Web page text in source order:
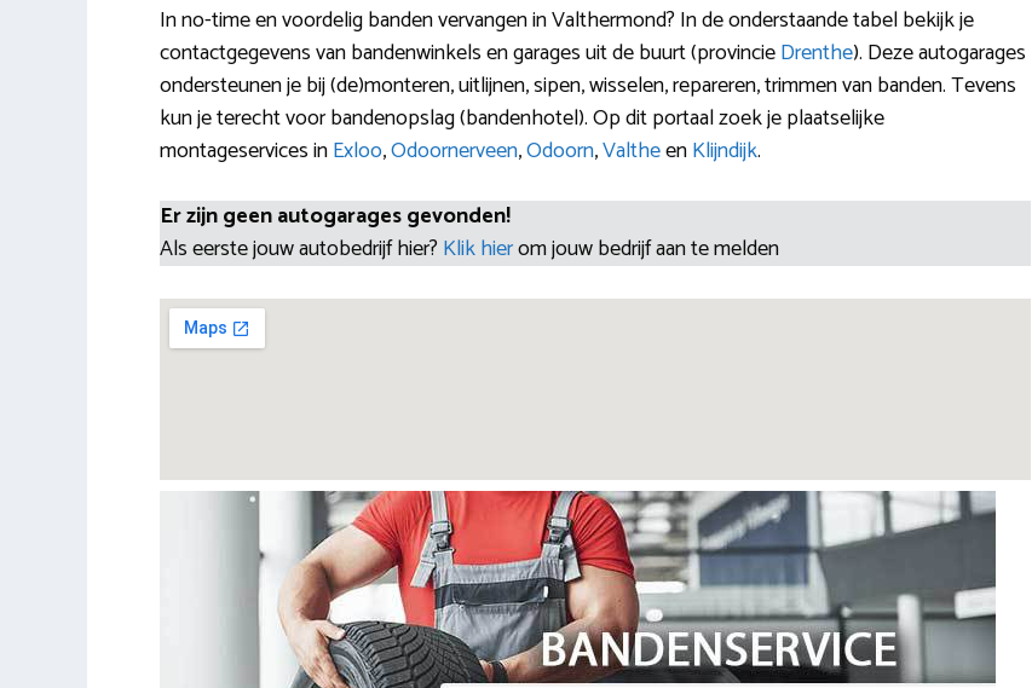
In no-time en voordelig banden vervangen in Valthermond? In de onderstaande tabel bekijk je
contactgegevens van bandenwinkels en garages uit de buurt (provincieDrenthe). Deze autogarages
ondersteunen je bij (de)monteren, uitlijnen, sipen, wisselen, repareren, trimmen van banden. Tevens
kun je terecht voor bandenopslag (bandenhotel). Op dit portaal zoek je plaatselijke
montageservices inExloo,Odoornerveen,Odoorn,ValtheenKlijndijk.
Er zijn geen autogarages gevonden!
Als eerste jouw autobedrijf hier? Klik hierom jouw bedrijf aan te melden